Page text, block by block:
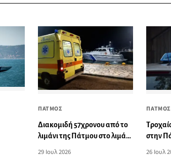
ΠΑΤΜΟΣ
Διακομιδή 57χρονου από το
λιμάνι της Πάτμου στο λιμάνι
29 Ιουλ 2026
ΠΑΤΜΟΣ
στην
26 Ιουλ